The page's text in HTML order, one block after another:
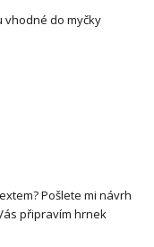
vhodné do myčky
Pošlete mi návrh
připravím hrnek